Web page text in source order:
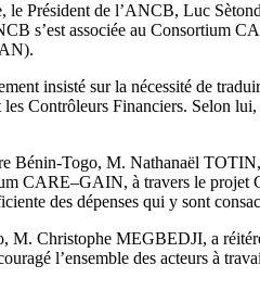
le Président de l’ANCB, Luc
s’est associée au Consortium
insisté sur la nécessité de
Contrôleurs Financiers. Selon
Bénin-Togo, M. Nathanaël
CARE–GAIN, à travers le projet
des dépenses qui y sont
M. Christophe MEGBEDJI, a
l’ensemble des acteurs à